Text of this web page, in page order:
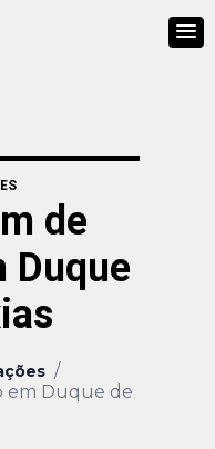
de
Duque
/
em Duque de